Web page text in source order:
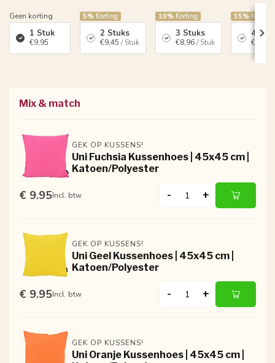
Geen korting
1 Stuk
€9,95
5% Korting
2 Stuks
€9,45 / Stuk
10% Korting
3 Stuks
€8,96/ Stuk
15% Korting
4
€8,46
Mix & match
GEK OP KUSSENS!
Uni Fuchsia Kussenhoes | 45x45 cm |
Katoen/Polyester
€ 9.95Incl. btw - +
GEK OP KUSSENS!
Uni Geel Kussenhoes | 45x45 cm |
Katoen/Polyester
€ 9.95Incl. btw - +
GEK OP KUSSENS!
Uni Oranje Kussenhoes | 45x45 cm |